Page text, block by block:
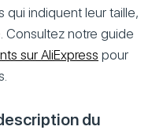
qui indiquent leur taille,
Consultez notre guide
sur AliExpress pour
du